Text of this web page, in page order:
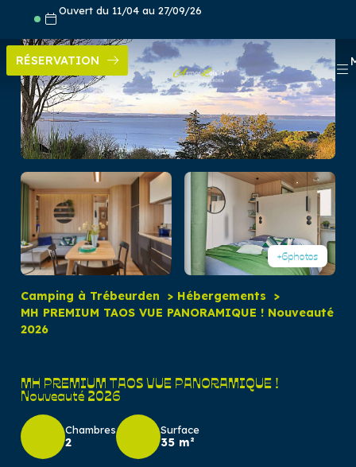
contenu
Ouvert du 11/04 au 27/09/26
RÉSERVATION
+6photos
Camping à Trébeurden
Hébergements
MH PREMIUM TAOS VUE PANORAMIQUE ! Nouveauté
2026
MH PREMIUM TAOS VUE PANORAMIQUE !
Nouveauté 2026
Chambres
2
Surface
35 m²